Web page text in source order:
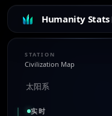
Humanity Stats
STATION
Civilization Map
太阳系
实时